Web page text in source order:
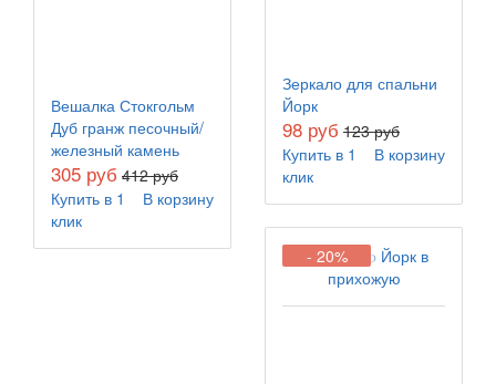
Вешалка Стокгольм
Дуб гранж песочный/
железный камень
305 руб 412 руб
В корзину
Купить в 1
клик
Зеркало для спальни
Йорк
98 руб 123 руб
В корзину
Купить в 1
клик
- 20%